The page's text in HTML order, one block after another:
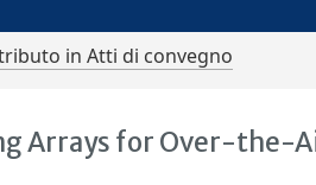
in Atti di convegno
Arrays for Over-the-